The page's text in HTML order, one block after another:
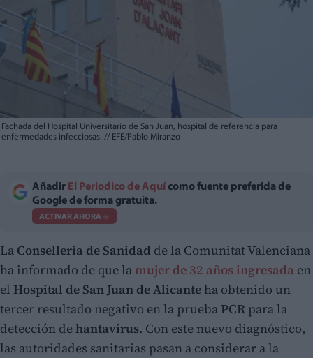
Fachada del Hospital Universitario de San Juan, hospital de referencia para
enfermedades infecciosas. // EFE/Pablo Miranzo
Añadir El Periodico de Aquí como fuente preferida de
Google de forma gratuita.
ACTIVAR AHORA
La Conselleria de Sanidad de la Comunitat Valenciana
ha informado de que la mujer de 32 años ingresada en
el Hospital de San Juan de Alicante ha obtenido un
tercer resultado negativo en la prueba PCR para la
detección dehantavirus. Con este nuevo diagnóstico,
las autoridades sanitarias pasan a considerar a la